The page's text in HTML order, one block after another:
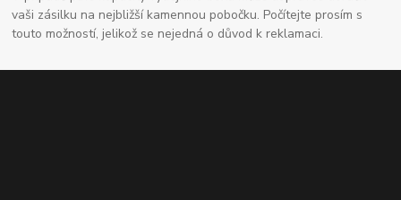
vaši zásilku na nejbližší kamennou pobočku. Počítejte prosím s
touto možností, jelikož se nejedná o důvod k reklamaci.